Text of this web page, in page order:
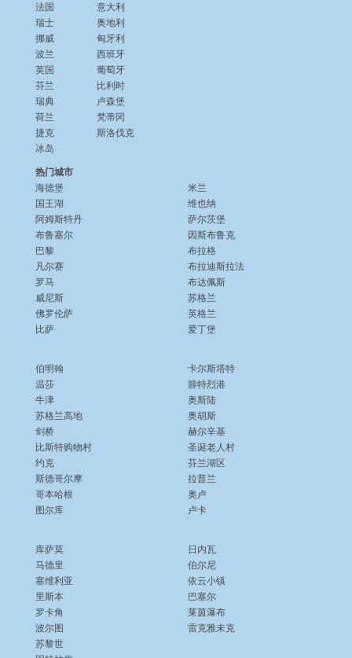
法国
瑞士
挪威
波兰
英国
芬兰
瑞典
荷兰
捷克
冰岛
意大利
奥地利
匈牙利
西班牙
葡萄牙
比利时
卢森堡
梵蒂冈
斯洛伐克
热门城市
海德堡
国王湖
阿姆斯特丹
布鲁塞尔
巴黎
凡尔赛
罗马
威尼斯
佛罗伦萨
比萨
米兰
维也纳
萨尔茨堡
因斯布鲁克
布拉格
布拉迪斯拉法
布达佩斯
苏格兰
英格兰
爱丁堡
伯明翰
温莎
牛津
苏格兰高地
剑桥
比斯特购物村
约克
斯德哥尔摩
哥本哈根
图尔库
卡尔斯塔特
腓特烈港
奥斯陆
奥胡斯
赫尔辛基
圣诞老人村
芬兰湖区
拉普兰
奥卢
卢卡
库萨莫
马德里
塞维利亚
里斯本
罗卡角
波尔图
苏黎世
日内瓦
伯尔尼
依云小镇
巴塞尔
莱茵瀑布
雷克雅未克